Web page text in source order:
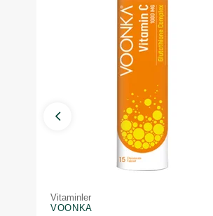
Vitaminler
VOONKA